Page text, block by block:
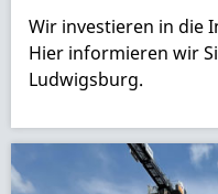
Wir investieren in die
Hier informieren wir
Ludwigsburg.